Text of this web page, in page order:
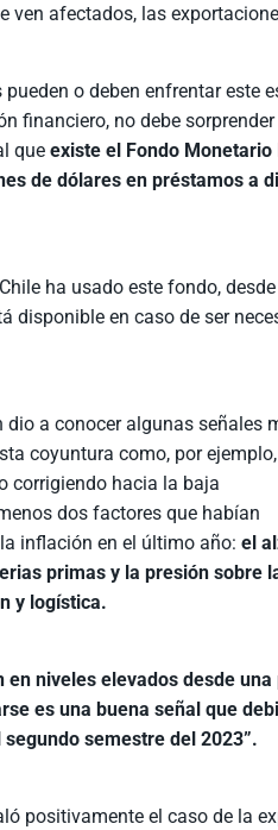
ven afectados, las
o deben enfrentar este
financiero, no debe
queexiste el Fondo
de dólares en préstamos a
ha usado este fondo,
disponible en caso de ser
dio a conocer algunas señales
coyuntura como, por
corrigiendo hacia la baja
dos factores que habían
inflación en el último año:el
primas y la presión sobre
y logística.
en niveles elevados desde
es una buena señal que
semestre del 2023”.
positivamente el caso de la